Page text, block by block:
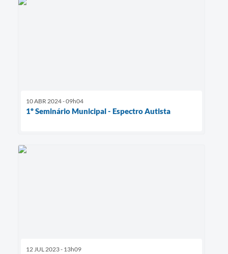
10 ABR 2024 - 09h04
1º Seminário Municipal - Espectro Autista
12 JUL 2023 - 13h09